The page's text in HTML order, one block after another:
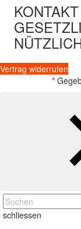
KONTAKT
Vertrag widerrufen
*
schliessen